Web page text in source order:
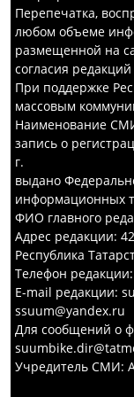
Перепечатка,
любом объеме
размещенной на
согласия
При поддержке
массовым
Наименование
запись о
г.
выдано
информационных
ФИО главного
Адрес редакции:
Республика
Телефон
E-mail редакции:
ssuum@yandex.ru
Для сообщений о
Учредитель СМИ: